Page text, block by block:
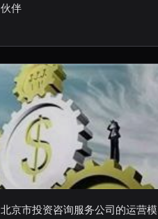
伙伴
北京市投资咨询服务公司的运营模